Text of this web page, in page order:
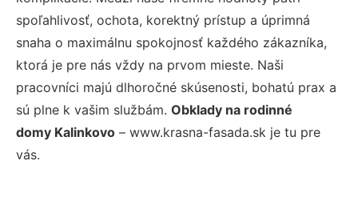
spoľahlivosť, ochota, korektný prístup a úprimná
snaha o maximálnu spokojnosť každého zákazníka,
ktorá je pre nás vždy na prvom mieste. Naši
pracovníci majú dlhoročné skúsenosti, bohatú prax a
sú plne k vašim službám. Obklady na rodinné
domy Kalinkovo – www.krasna-fasada.sk je tu pre
vás.